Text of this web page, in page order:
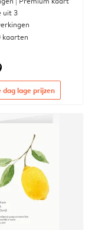
uit 3
kaarten
dag lage prijzen